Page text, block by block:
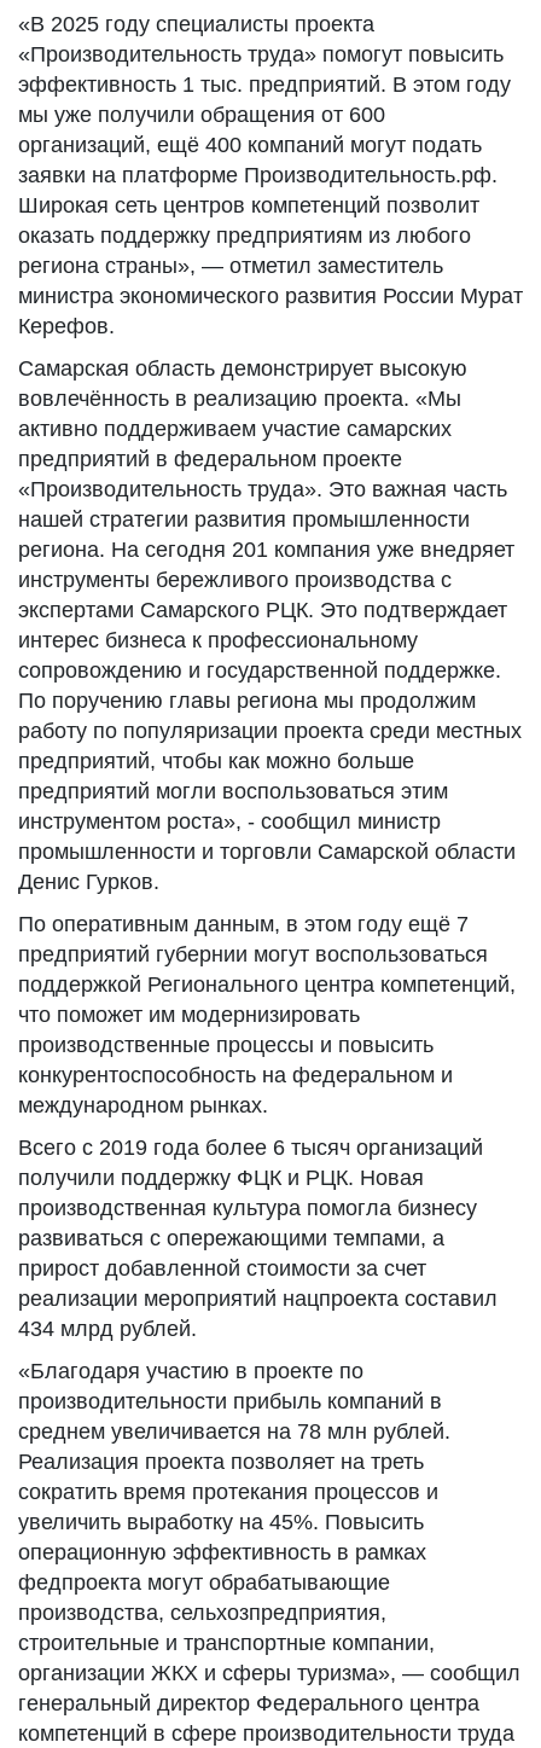
«В 2025 году специалисты проекта
«Производительность труда» помогут повысить
эффективность 1 тыс. предприятий. В этом году
мы уже получили обращения от 600
организаций, ещё 400 компаний могут подать
заявки на платформе Производительность.рф.
Широкая сеть центров компетенций позволит
оказать поддержку предприятиям из любого
региона страны», — отметил заместитель
министра экономического развития России Мурат
Керефов.
Самарская область демонстрирует высокую
вовлечённость в реализацию проекта. «Мы
активно поддерживаем участие самарских
предприятий в федеральном проекте
«Производительность труда». Это важная часть
нашей стратегии развития промышленности
региона. На сегодня 201 компания уже внедряет
инструменты бережливого производства с
экспертами Самарского РЦК. Это подтверждает
интерес бизнеса к профессиональному
сопровождению и государственной поддержке.
По поручению главы региона мы продолжим
работу по популяризации проекта среди местных
предприятий, чтобы как можно больше
предприятий могли воспользоваться этим
инструментом роста», - сообщил министр
промышленности и торговли Самарской области
Денис Гурков.
По оперативным данным, в этом году ещё 7
предприятий губернии могут воспользоваться
поддержкой Регионального центра компетенций,
что поможет им модернизировать
производственные процессы и повысить
конкурентоспособность на федеральном и
международном рынках.
Всего с 2019 года более 6 тысяч организаций
получили поддержку ФЦК и РЦК. Новая
производственная культура помогла бизнесу
развиваться с опережающими темпами, а
прирост добавленной стоимости за счет
реализации мероприятий нацпроекта составил
434 млрд рублей.
«Благодаря участию в проекте по
производительности прибыль компаний в
среднем увеличивается на 78 млн рублей.
Реализация проекта позволяет на треть
сократить время протекания процессов и
увеличить выработку на 45%. Повысить
операционную эффективность в рамках
федпроекта могут обрабатывающие
производства, сельхозпредприятия,
строительные и транспортные компании,
организации ЖКХ и сферы туризма», — сообщил
генеральный директор Федерального центра
компетенций в сфере производительности труда